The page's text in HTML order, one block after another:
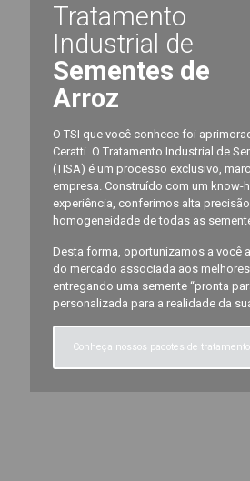
Tratamento
Industrial de
Sementes de
Arroz
O TSI que você conhece foi
Ceratti. O Tratamento Industrial de
(TISA) é um processo exclusivo,
empresa. Construído com um know-
experiência, conferimos alta
homogeneidade de todas as
Desta forma, oportunizamos a você
do mercado associada aos
entregando uma semente “pronta
personalizada para a realidade da
Conheça nossos pacotes de tratamento